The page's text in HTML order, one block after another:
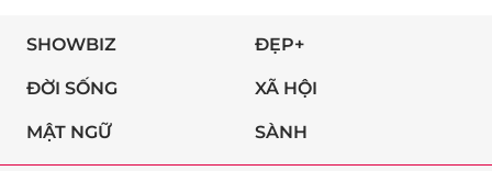
SHOWBIZ ĐẸP+
ĐỜI SỐNG XÃ HỘI
MẬT NGỮ SÀNH